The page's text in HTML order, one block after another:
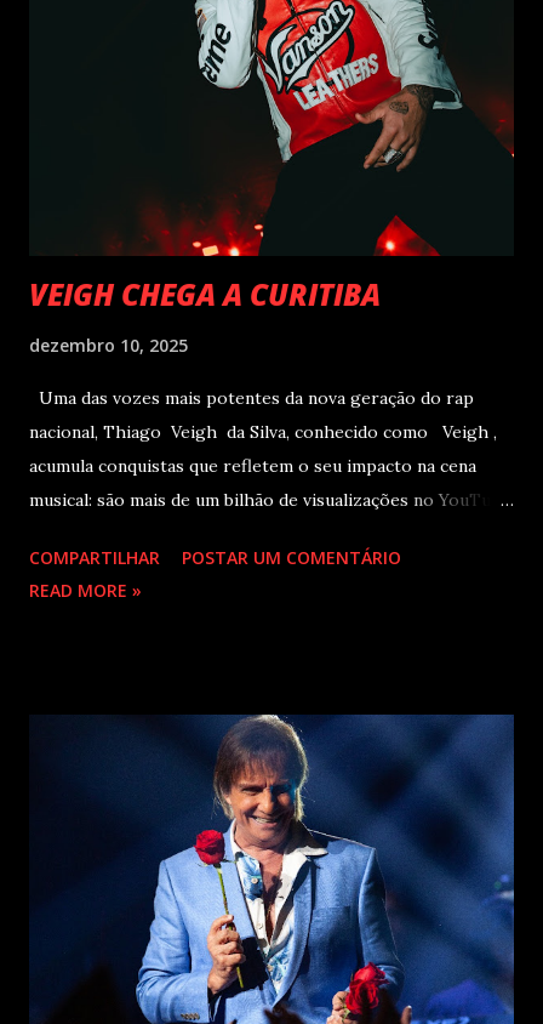
VEIGH CHEGA A CURITIBA
dezembro 10, 2025
Uma das vozes mais potentes da nova geração do rap
nacional, Thiago Veigh da Silva, conhecido como Veigh ,
acumula conquistas que refletem o seu impacto na cena
musical: são mais de um bilhão de visualizações no YouTube,
10 milhões de seguidores nas redes sociais, além de figurar
entre os nomes da prestigiada lista Forbes Under 30 de
milhões de plays em menos de 24 horas após o
lançamento. Com uma estética mais madura, o álbum marca
um novo capítulo na carreira do artista e, agora, ganha os
palcos por meio da EVOM Tour, que fez sua estreia
recentemente em São Paulo. Com realização da 30e ,
Supernova Ent e Prime , a escala em Curitiba aco...
COMPARTILHAR
POSTAR UM COMENTÁRIO
READ MORE »